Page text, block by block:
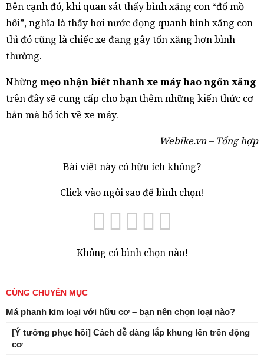
Bên cạnh đó, khi quan sát thấy bình xăng con “đổ mồ
hôi”, nghĩa là thấy hơi nước đọng quanh bình xăng con
thì đó cũng là chiếc xe đang gây tốn xăng hơn bình
thường.
Những mẹo nhận biết nhanh xe máy hao ngốn xăng
trên đây sẽ cung cấp cho bạn thêm những kiến thức cơ
bản mà bổ ích về xe máy.
Webike.vn – Tổng hợp
Bài viết này có hữu ích không?
Click vào ngôi sao để bình chọn!
Không có bình chọn nào!
CÙNG CHUYÊN MỤC
Má phanh kim loại với hữu cơ – bạn nên chọn loại nào?
[Ý tưởng phục hồi] Cách dễ dàng lắp khung lên trên động
cơ